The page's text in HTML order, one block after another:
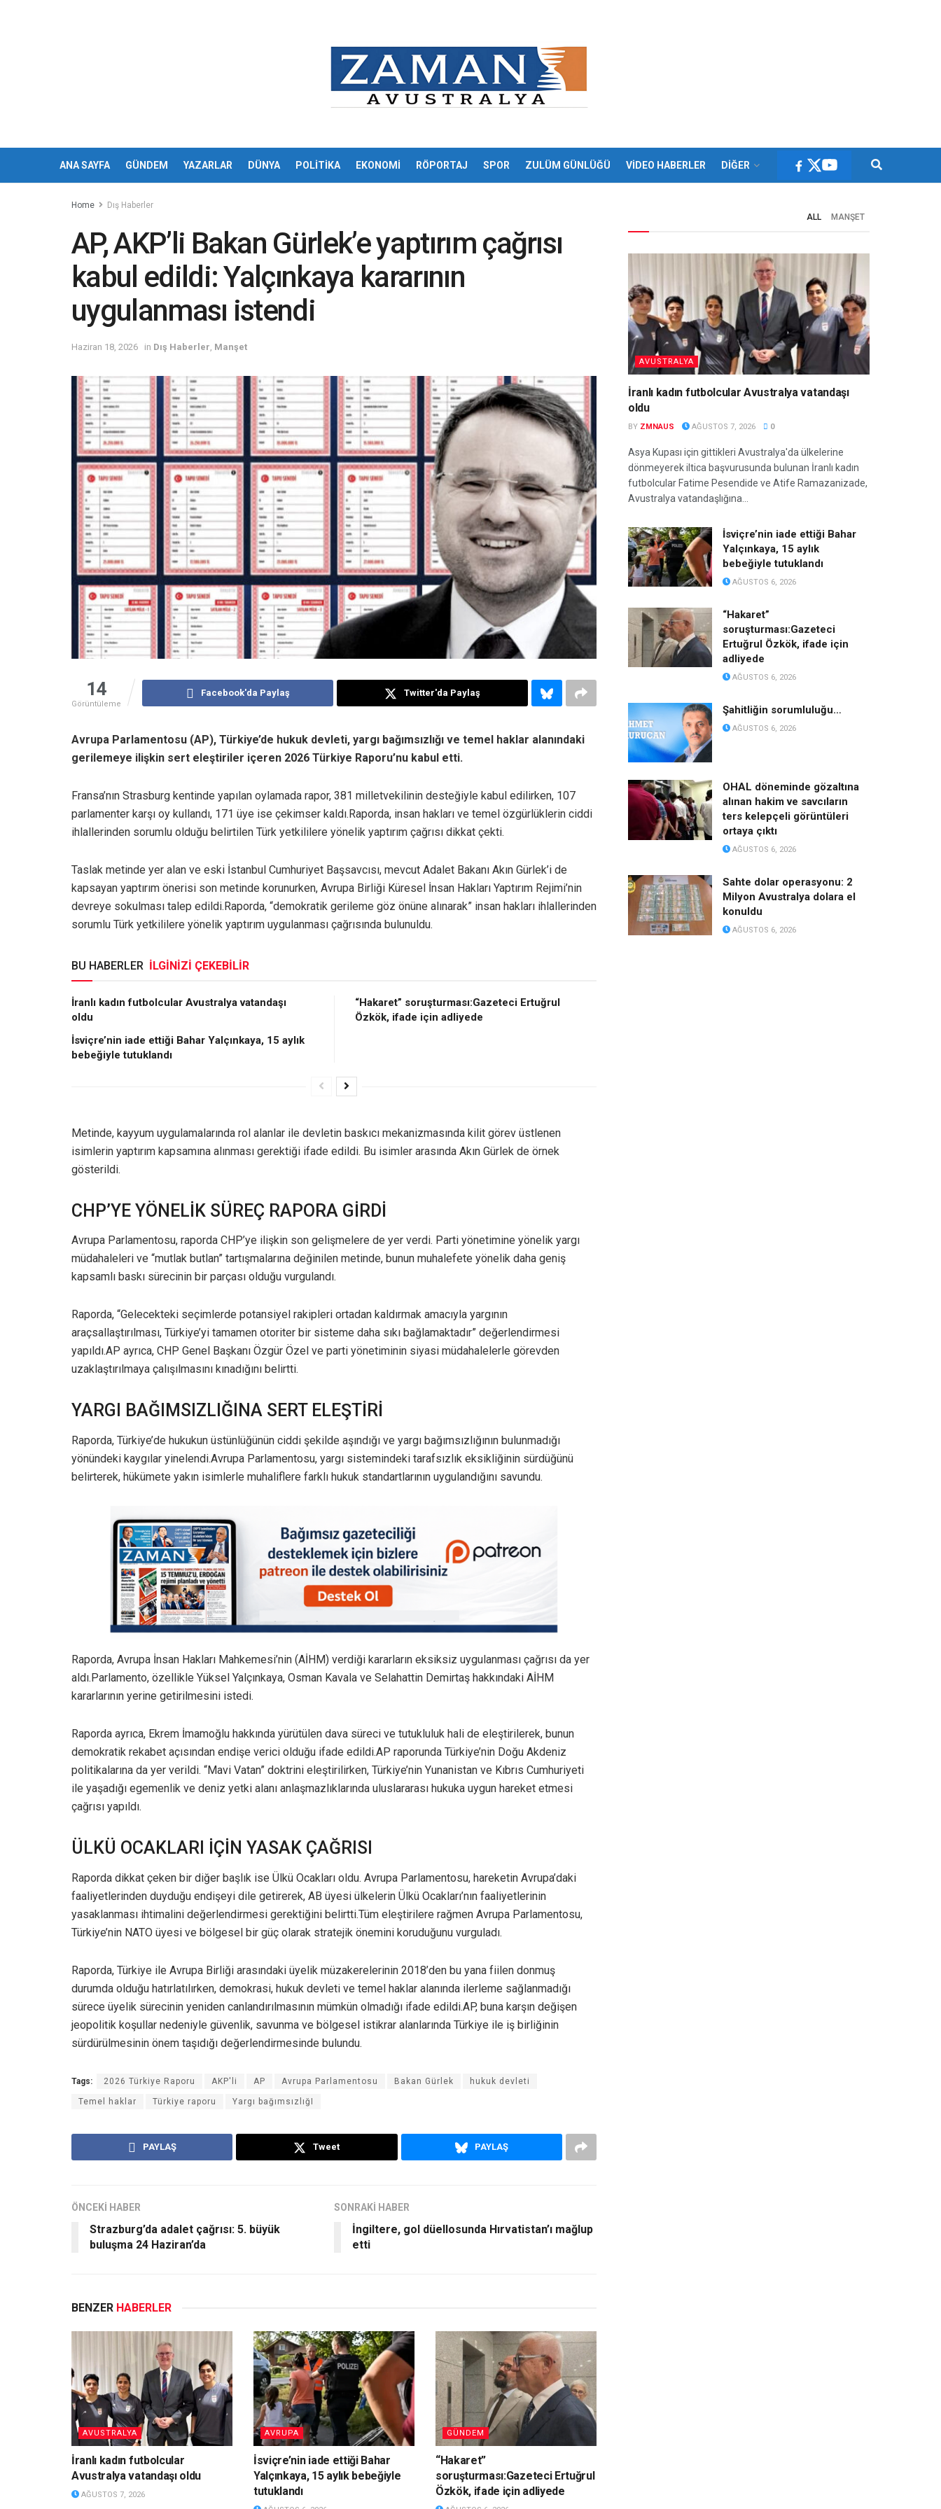
ANA SAYFA GÜNDEM YAZARLAR DÜNYA POLİTİKA EKONOMİ RÖPORTAJ SPOR ZULÜM GÜNLÜĞÜ VİDEO HABERLER DİĞER
Home Dış Haberler
AP, AKP’li Bakan Gürlek’e yaptırım çağrısı
kabul edildi: Yalçınkaya kararının
uygulanması istendi
Haziran 18, 2026 in Dış Haberler Manşet
14
Görüntüleme
Facebook'da Paylaş Twitter'da Paylaş
Avrupa Parlamentosu (AP), Türkiye’de hukuk devleti, yargı bağımsızlığı ve temel haklar alanındaki
gerilemeye ilişkin sert eleştiriler içeren 2026 Türkiye Raporu’nu kabul etti.
Fransa’nın Strasburg kentinde yapılan oylamada rapor, 381 milletvekilinin desteğiyle kabul edilirken, 107
parlamenter karşı oy kullandı, 171 üye ise çekimser kaldı.Raporda, insan hakları ve temel özgürlüklerin ciddi
ihlallerinden sorumlu olduğu belirtilen Türk yetkililere yönelik yaptırım çağrısı dikkat çekti.
Taslak metinde yer alan ve eski İstanbul Cumhuriyet Başsavcısı, mevcut Adalet Bakanı Akın Gürlek’i de
kapsayan yaptırım önerisi son metinde korunurken, Avrupa Birliği Küresel İnsan Hakları Yaptırım Rejimi’nin
devreye sokulması talep edildi.Raporda, “demokratik gerileme göz önüne alınarak” insan hakları ihlallerinden
sorumlu Türk yetkililere yönelik yaptırım uygulanması çağrısında bulunuldu.
BU HABERLER İLGİNİZİ ÇEKEBİLİR
İranlı kadın futbolcular Avustralya vatandaşı
oldu
İsviçre’nin iade ettiği Bahar Yalçınkaya, 15 aylık
bebeğiyle tutuklandı
“Hakaret” soruşturması:Gazeteci Ertuğrul
Özkök, ifade için adliyede
Metinde, kayyum uygulamalarında rol alanlar ile devletin baskıcı mekanizmasında kilit görev üstlenen
isimlerin yaptırım kapsamına alınması gerektiği ifade edildi. Bu isimler arasında Akın Gürlek de örnek
gösterildi.
CHP’YE YÖNELİK SÜREÇ RAPORA GİRDİ
Avrupa Parlamentosu, raporda CHP’ye ilişkin son gelişmelere de yer verdi. Parti yönetimine yönelik yargı
müdahaleleri ve “mutlak butlan” tartışmalarına değinilen metinde, bunun muhalefete yönelik daha geniş
kapsamlı baskı sürecinin bir parçası olduğu vurgulandı.
Raporda, “Gelecekteki seçimlerde potansiyel rakipleri ortadan kaldırmak amacıyla yargının
araçsallaştırılması, Türkiye’yi tamamen otoriter bir sisteme daha sıkı bağlamaktadır” değerlendirmesi
yapıldı.AP ayrıca, CHP Genel Başkanı Özgür Özel ve parti yönetiminin siyasi müdahalelerle görevden
uzaklaştırılmaya çalışılmasını kınadığını belirtti.
YARGI BAĞIMSIZLIĞINA SERT ELEŞTİRİ
Raporda, Türkiye’de hukukun üstünlüğünün ciddi şekilde aşındığı ve yargı bağımsızlığının bulunmadığı
yönündeki kaygılar yinelendi.Avrupa Parlamentosu, yargı sistemindeki tarafsızlık eksikliğinin sürdüğünü
belirterek, hükümete yakın isimlerle muhaliflere farklı hukuk standartlarının uygulandığını savundu.
Raporda, Avrupa İnsan Hakları Mahkemesi’nin (AİHM) verdiği kararların eksiksiz uygulanması çağrısı da yer
aldı.Parlamento, özellikle Yüksel Yalçınkaya, Osman Kavala ve Selahattin Demirtaş hakkındaki AİHM
kararlarının yerine getirilmesini istedi.
Raporda ayrıca, Ekrem İmamoğlu hakkında yürütülen dava süreci ve tutukluluk hali de eleştirilerek, bunun
demokratik rekabet açısından endişe verici olduğu ifade edildi.AP raporunda Türkiye’nin Doğu Akdeniz
politikalarına da yer verildi. “Mavi Vatan” doktrini eleştirilirken, Türkiye’nin Yunanistan ve Kıbrıs Cumhuriyeti
ile yaşadığı egemenlik ve deniz yetki alanı anlaşmazlıklarında uluslararası hukuka uygun hareket etmesi
çağrısı yapıldı.
ÜLKÜ OCAKLARI İÇİN YASAK ÇAĞRISI
Raporda dikkat çeken bir diğer başlık ise Ülkü Ocakları oldu. Avrupa Parlamentosu, hareketin Avrupa’daki
faaliyetlerinden duyduğu endişeyi dile getirerek, AB üyesi ülkelerin Ülkü Ocakları’nın faaliyetlerinin
yasaklanması ihtimalini değerlendirmesi gerektiğini belirtti.Tüm eleştirilere rağmen Avrupa Parlamentosu,
Türkiye’nin NATO üyesi ve bölgesel bir güç olarak stratejik önemini koruduğunu vurguladı.
Raporda, Türkiye ile Avrupa Birliği arasındaki üyelik müzakerelerinin 2018’den bu yana fiilen donmuş
durumda olduğu hatırlatılırken, demokrasi, hukuk devleti ve temel haklar alanında ilerleme sağlanmadığı
sürece üyelik sürecinin yeniden canlandırılmasının mümkün olmadığı ifade edildi.AP, buna karşın değişen
jeopolitik koşullar nedeniyle güvenlik, savunma ve bölgesel istikrar alanlarında Türkiye ile iş birliğinin
sürdürülmesinin önem taşıdığı değerlendirmesinde bulundu.
Tags: 2026 Türkiye Raporu AKP'li AP Avrupa Parlamentosu Bakan Gürlek hukuk devleti
Temel haklar Türkiye raporu Yargı bağımsızlığI
PAYLAŞ Tweet PAYLAŞ
ÖNCEKİ HABER
Strazburg’da adalet çağrısı: 5. büyük
buluşma 24 Haziran’da
SONRAKİ HABER
İngiltere, gol düellosunda Hırvatistan’ı mağlup
etti
BENZER HABERLER
AVUSTRALYA
İranlı kadın futbolcular
Avustralya vatandaşı oldu
AĞUSTOS 7, 2026
AVRUPA
İsviçre’nin iade ettiği Bahar
Yalçınkaya, 15 aylık bebeğiyle
tutuklandı
GÜNDEM
“Hakaret”
soruşturması:Gazeteci Ertuğrul
Özkök, ifade için adliyede
ALL MANŞET
AVUSTRALYA
İranlı kadın futbolcular Avustralya vatandaşı
oldu
BY ZMNAUS AĞUSTOS 7, 2026 0
Asya Kupası için gittikleri Avustralya'da ülkelerine
dönmeyerek iltica başvurusunda bulunan İranlı kadın
futbolcular Fatime Pesendide ve Atife Ramazanizade,
Avustralya vatandaşlığına...
İsviçre’nin iade ettiği Bahar
Yalçınkaya, 15 aylık
bebeğiyle tutuklandı
AĞUSTOS 6, 2026
“Hakaret”
soruşturması:Gazeteci
Ertuğrul Özkök, ifade için
adliyede
AĞUSTOS 6, 2026
Şahitliğin sorumluluğu…
AĞUSTOS 6, 2026
OHAL döneminde gözaltına
alınan hakim ve savcıların
ters kelepçeli görüntüleri
ortaya çıktı
AĞUSTOS 6, 2026
Sahte dolar operasyonu: 2
Milyon Avustralya dolara el
konuldu
AĞUSTOS 6, 2026